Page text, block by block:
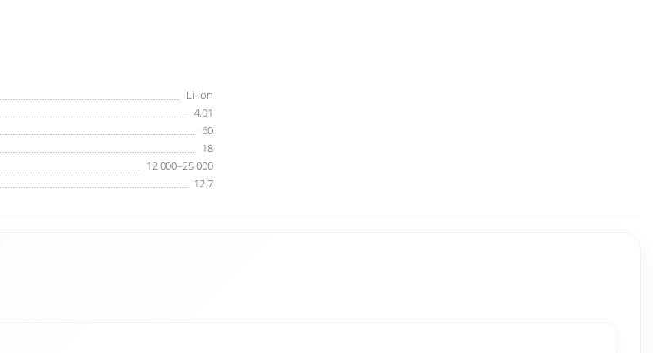
Li-ion
4.01
60
18
12 000–25 000
12.7